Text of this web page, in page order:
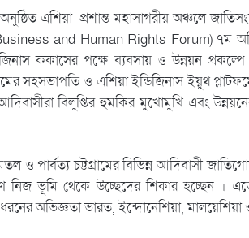
এশিয়া-প্রশান্ত মহাসাগরীয় অঞ্চলে
and Human Rights Forum) ৭ম
ককাসের পক্ষে ব্যবসায় ও উন্নয়ন
সহসভাপতি ও এশিয়া ইন্ডিজিনাস ইয়ুথ
বিলুপ্তির হুমকির মুখোমুখি এবং
পার্বত্য চট্টগ্রামের বিভিন্ন আদিবাসী
নিজ ভূমি থেকে উচ্ছেদের শিকার হচ্ছেন ।
অভিজ্ঞতা ভারত, ইন্দোনেশিয়া, মালয়েশিয়া